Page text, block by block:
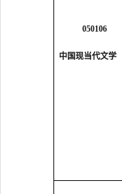
050106
中国现当代文学